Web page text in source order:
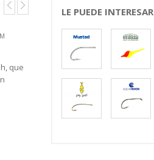
que
LE PUEDE INTERESAR